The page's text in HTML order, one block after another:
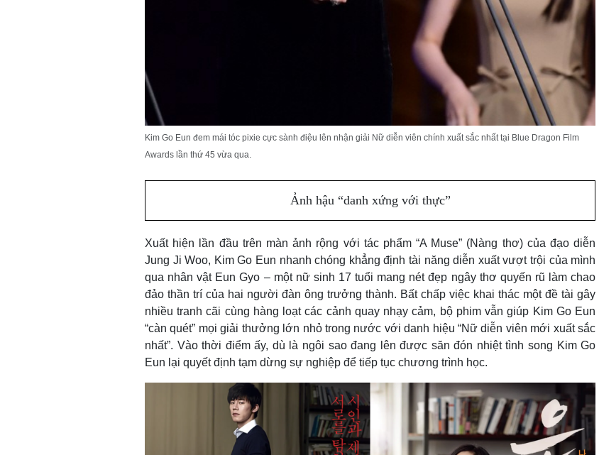
Kim Go Eun đem mái tóc pixie cực sành điệu lên nhận giải Nữ diễn viên chính xuất sắc nhất tại Blue Dragon Film
Awards lần thứ 45 vừa qua.
Ảnh hậu “danh xứng với thực”
Xuất hiện lần đầu trên màn ảnh rộng với tác phẩm “A Muse” (Nàng thơ) của đạo diễn
Jung Ji Woo, Kim Go Eun nhanh chóng khẳng định tài năng diễn xuất vượt trội của mình
qua nhân vật Eun Gyo –một nữ sinh 17 tuổi mang nét đẹp ngây thơ quyến rũ làm chao
đảo thần trí của hai người đàn ông trưởng thành. Bất chấp việc khai thác một đề tài gây
nhiều tranh cãi cùng hàng loạt các cảnh quay nhạy cảm, bộ phim vẫn giúp Kim Go Eun
“càn quét” mọi giải thưởng lớn nhỏ trong nước với danh hiệu “Nữ diễn viên mới xuất sắc
nhất”. Vào thời điểm ấy, dù là ngôi sao đang lên được săn đón nhiệt tình song Kim Go
Eun lại quyết định tạm dừng sự nghiệp để tiếp tục chương trình học.